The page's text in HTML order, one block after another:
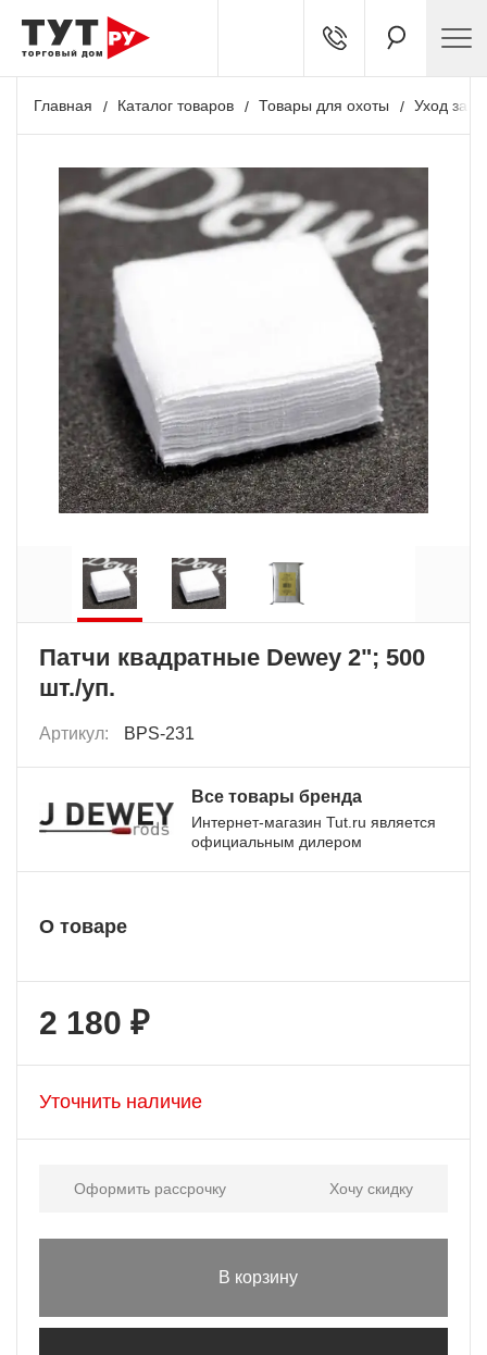
Главная Каталог товаров Товары для охоты Уход за
Патчи квадратные Dewey 2"; 500
шт./уп.
Артикул: BPS-231
Все товары бренда
Интернет-магазин Tut.ru является
официальным дилером
О товаре
2 180 ₽
Уточнить наличие
Оформить рассрочку Хочу скидку
В корзину